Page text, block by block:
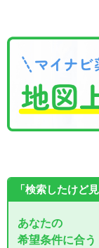
「検索したけど
あなたの
希望条件に合う